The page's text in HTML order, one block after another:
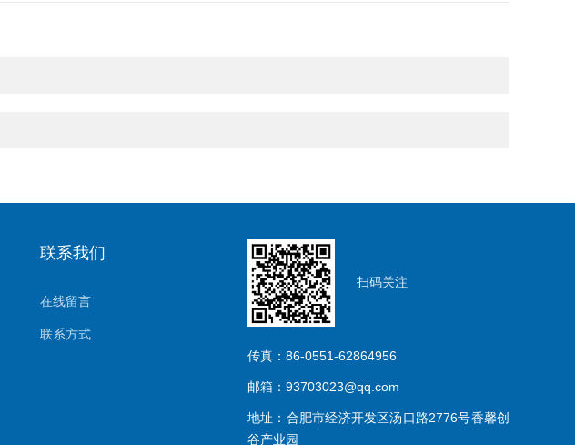
联系我们
在线留言
联系方式
扫码关注
传真：86-0551-62864956
邮箱：93703023@qq.com
地址：合肥市经济开发区汤口路2776号香馨创
谷产业园